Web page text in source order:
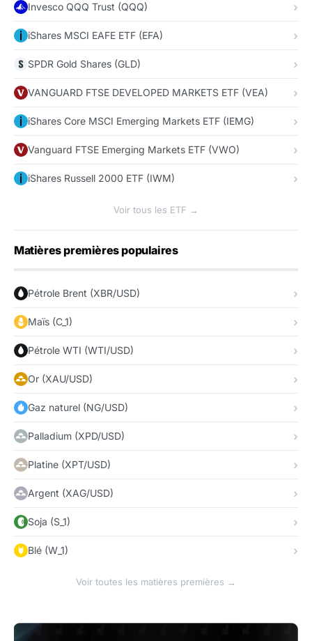
Invesco QQQ Trust (QQQ)
iShares MSCI EAFE ETF (EFA)
SPDR Gold Shares (GLD)
VANGUARD FTSE DEVELOPED MARKETS ETF (VEA)
iShares Core MSCI Emerging Markets ETF (IEMG)
Vanguard FTSE Emerging Markets ETF (VWO)
iShares Russell 2000 ETF (IWM)
Voir tous les ETF →
Matières premières populaires
Pétrole Brent (XBR/USD)
Maïs (C_1)
Pétrole WTI (WTI/USD)
Or (XAU/USD)
Gaz naturel (NG/USD)
Palladium (XPD/USD)
Platine (XPT/USD)
Argent (XAG/USD)
Soja (S_1)
Blé (W_1)
Voir toutes les matières premières →